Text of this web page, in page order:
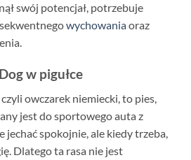
swój potencjał, potrzebuje
wychowaniaoraz
w pigułce
owczarek niemiecki, to pies,
jest do sportowego auta z
jechać spokojnie, ale kiedy trzeba,
Dlatego ta rasa nie jest